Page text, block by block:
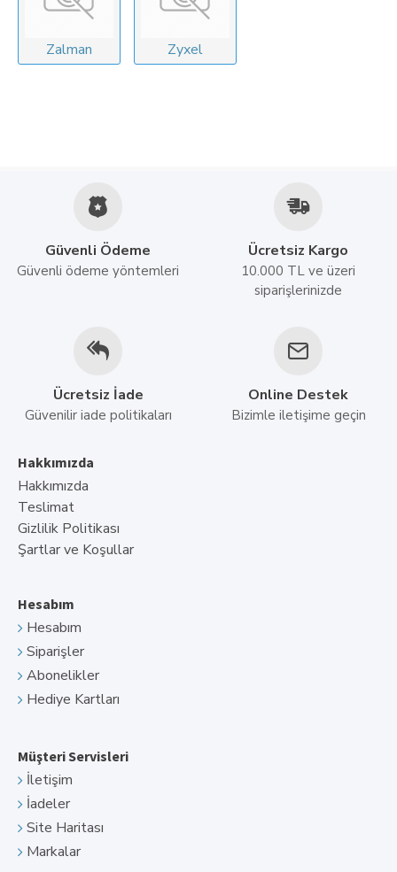
Zalman Zyxel
Güvenli Ödeme
Güvenli ödeme yöntemleri
Ücretsiz Kargo
10.000 TL ve üzeri
siparişlerinizde
Ücretsiz İade
Güvenilir iade politikaları
Online Destek
Bizimle iletişime geçin
Hakkımızda
Hakkımızda
Teslimat
Gizlilik Politikası
Şartlar ve Koşullar
Hesabım
Hesabım
Siparişler
Abonelikler
Hediye Kartları
Müşteri Servisleri
İletişim
İadeler
Site Haritası
Markalar